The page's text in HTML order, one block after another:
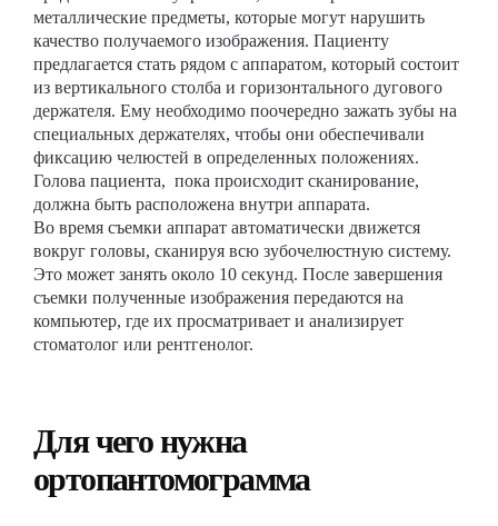
металлические предметы, которые могут нарушить
качество получаемого изображения. Пациенту
предлагается стать рядом с аппаратом, который состоит
из вертикального столба и горизонтального дугового
держателя. Ему необходимо поочередно зажать зубы на
специальных держателях, чтобы они обеспечивали
фиксацию челюстей в определенных положениях.
Голова пациента, пока происходит сканирование,
должна быть расположена внутри аппарата.
Во время съемки аппарат автоматически движется
вокруг головы, сканируя всю зубочелюстную систему.
Это может занять около 10 секунд. После завершения
съемки полученные изображения передаются на
компьютер, где их просматривает и анализирует
стоматолог или рентгенолог.
Для чего нужна
ортопантомограмма